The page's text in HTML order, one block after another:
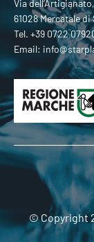
Via
61028 Mercatale
Tel. +39 0722
Email:
© Copyright